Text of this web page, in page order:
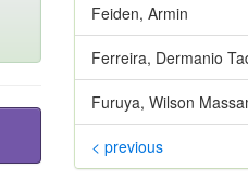
Feiden, Armin
Ferreira, Dermanio
Furuya, Wilson
< previous